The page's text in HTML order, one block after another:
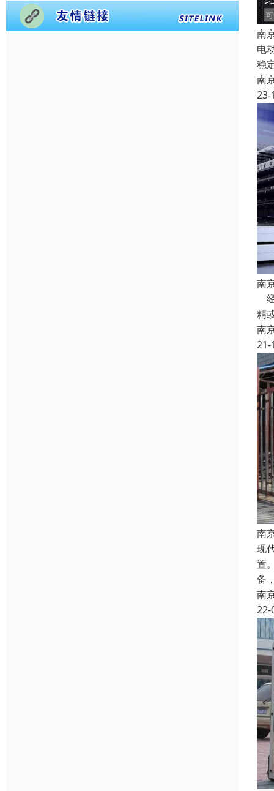
南
电
稳
南
23-
南
精
南
21-
南
现
置
备
南
22-